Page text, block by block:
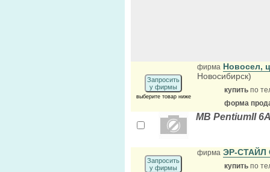
Запросить
у фирмы
выберите товар ниже
фирма Новосел,
Новосибирск)
купить по
форма
MB PentiumII
Запросить
у фирмы
фирма ЭР-
купить по